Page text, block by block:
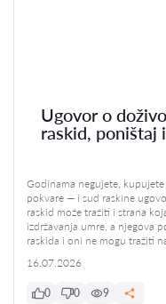
Ugovor o
raskid, poništaj
Godinama negujete,
pokvare — i sud raskine
raskid može tražiti i strana
izdržavanja umre, a njegova
raskida i oni ne mogu tražiti
16.07.2026
0 0 9